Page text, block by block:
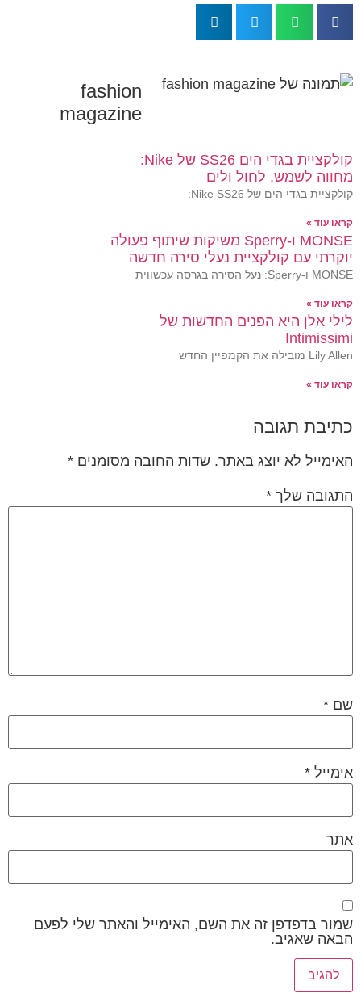
fashion
magazine
קולקציית בגדי הים SS26 של Nike:
מחווה לשמש, לחול ולים
קולקציית בגדי הים של Nike SS26:
קראו עוד »
MONSE ו-Sperry משיקות שיתוף פעולה
יוקרתי עם קולקציית נעלי סירה חדשה
MONSE ו-Sperry: נעל הסירה בגרסה עכשווית
קראו עוד »
לילי אלן היא הפנים החדשות של
Intimissimi
Lily Allen מובילה את הקמפיין החדש
קראו עוד »
כתיבת תגובה
האימייל לא יוצג באתר. שדות החובה מסומנים *
התגובה שלך *
שם *
אימייל *
אתר
שמור בדפדפן זה את השם, האימייל והאתר שלי לפעם
הבאה שאגיב.